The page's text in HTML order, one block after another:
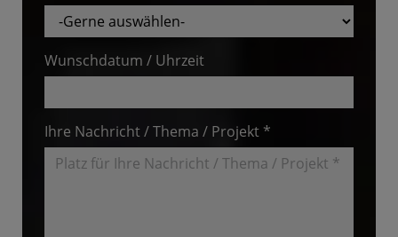
Wunschdatum / Uhrzeit
Ihre Nachricht / Thema / Projekt *